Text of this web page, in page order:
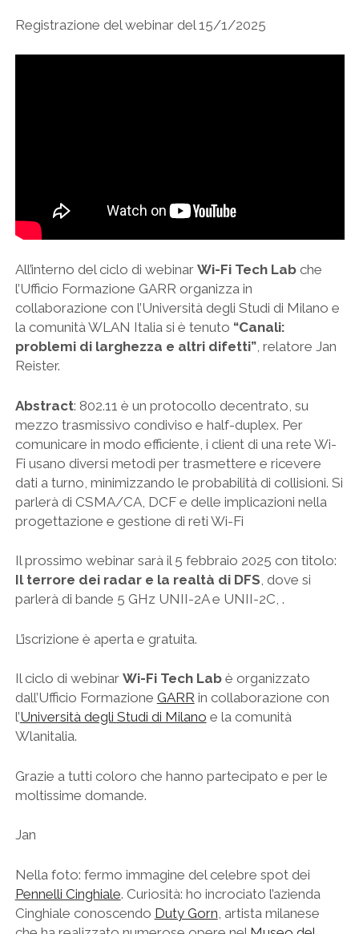
Registrazione del webinar del 15/1/2025
All’interno del ciclo di webinar Wi-Fi Tech Labche
l’Ufficio Formazione GARR organizza in
collaborazione con l’Università degli Studi di Milano e
la comunità WLAN Italia si è tenuto “Canali:
problemi di larghezza e altri difetti”, relatore Jan
Reister.
Abstract: 802.11 è un protocollo decentrato, su
mezzo trasmissivo condiviso e half-duplex. Per
comunicare in modo efficiente, i client di una rete Wi-
Fi usano diversi metodi per trasmettere e ricevere
dati a turno, minimizzando le probabilità di collisioni. Si
parlerà di CSMA/CA, DCF e delle implicazioni nella
progettazione e gestione di reti Wi-Fi
Il prossimo webinar sarà il 5 febbraio 2025 con titolo:
Il terrore dei radar e la realtà di DFS, dove si
parlerà di bande 5 GHz UNII-2A e UNII-2C, .
L’iscrizione è aperta e gratuita.
Il ciclo di webinar Wi-Fi Tech Labè organizzato
dall’Ufficio Formazione GARR in collaborazione con
l’Università degli Studi di Milano e la comunità
Wlanitalia.
Grazie a tutti coloro che hanno partecipato e per le
moltissime domande.
Jan
Nella foto: fermo immagine del celebre spot dei
Pennelli Cinghiale. Curiosità: ho incrociato l’azienda
Cinghiale conoscendo Duty Gorn , artista milanese